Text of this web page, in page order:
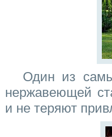
Один из
нержавеющей
и не теряют